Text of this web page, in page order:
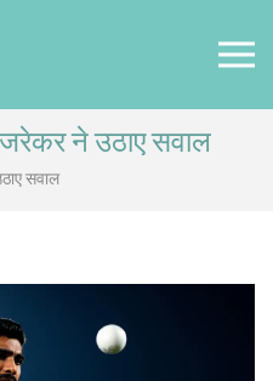
ने उठाए सवाल
सवाल